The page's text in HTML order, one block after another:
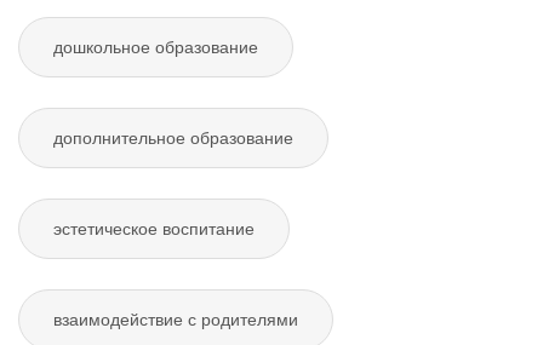
дошкольное образование
дополнительное образование
эстетическое воспитание
взаимодействие с родителями